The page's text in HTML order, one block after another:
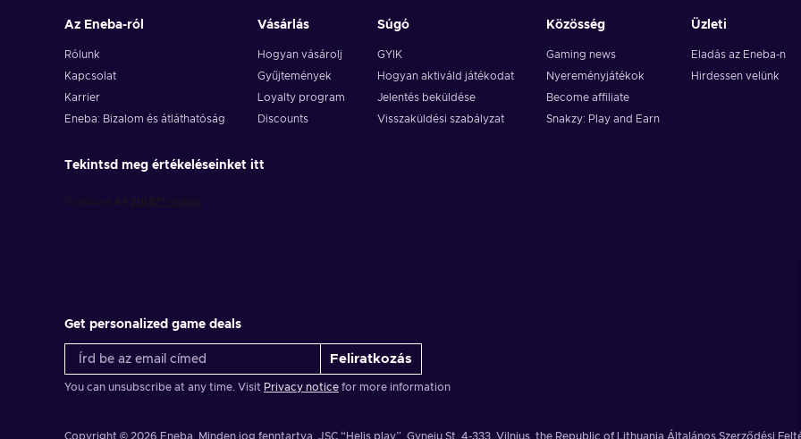
Az Eneba-ról
Rólunk
Kapcsolat
Karrier
Eneba: Bizalom és átláthatóság
Vásárlás
Hogyan vásárolj
Gyűjtemények
Loyalty program
Discounts
Súgó
GYIK
Hogyan aktiváld játékodat
Jelentés beküldése
Visszaküldési szabályzat
Közösség
Gaming news
Nyereményjátékok
Become affiliate
Snakzy: Play and Earn
Üzleti
Eladás az Eneba-n
Hirdessen velünk
Tekintsd meg értékeléseinket itt
Get personalized game deals
Feliratkozás
You can unsubscribe at any time. Visit Privacy notice for more information
Copyright © 2026 Eneba. Minden jog fenntartva. JSC “Helis play”, Gyneju St. 4-333, Vilnius, the Republic of Lithuania Általános Szerződési